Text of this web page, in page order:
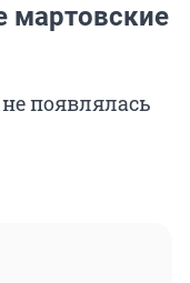
мартовские
появлялась